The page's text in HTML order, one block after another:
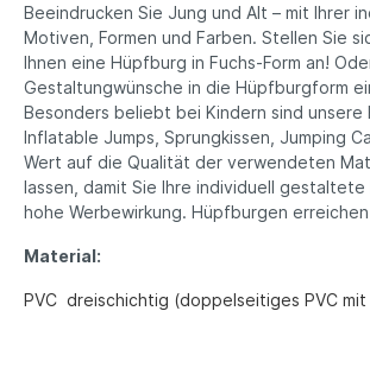
Beeindrucken Sie Jung und Alt – mit Ihrer
Motiven, Formen und Farben. Stellen Sie
Ihnen eine Hüpfburg in Fuchs-Form an!
Gestaltungwünsche in die Hüpfburgform
Besonders beliebt bei Kindern sind
Inflatable Jumps, Sprungkissen, Jumping
Wert auf die Qualität der verwendeten
lassen, damit Sie Ihre individuell
hohe Werbewirkung. Hüpfburgen
Material:
PVC dreischichtig (doppelseitiges PVC